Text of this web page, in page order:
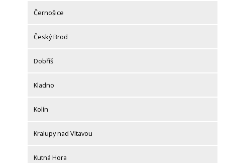
Černošice
Český Brod
Dobříš
Kladno
Kolín
Kralupy nad Vltavou
Kutná Hora